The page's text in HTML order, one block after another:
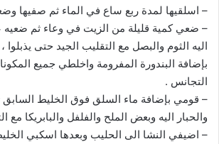
– اسلقيها لمدة ربع ساع في الماء ثم صفيها
– ضعي كمية قليلة من الزيت في وعاء ثم ضعيه
اليه الثوم والبصل مع التقليب الجيد حتى
بإضافة البندورة المفرومة واخلطي جميع
التجانس .
– قومي بإضافة ماء السلق فوق الخليط
والحبار اليه وبعض الملح والفلفل والبابريكا مع
– اضيفي النشا الى الحليب وبعدها اسكبي